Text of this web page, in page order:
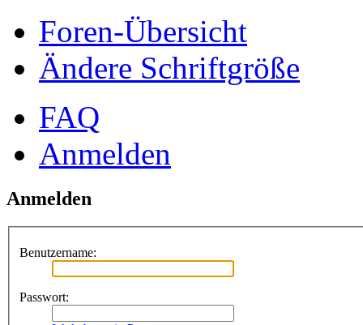
Foren-Übersicht
Ändere Schriftgröße
FAQ
Anmelden
Anmelden
Benutzername:
Passwort: